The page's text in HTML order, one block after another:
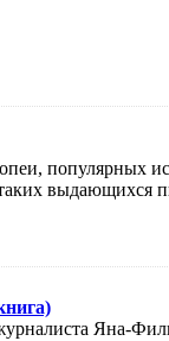
популярных
выдающихся
Яна-